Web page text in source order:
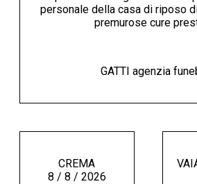
personale della casa di riposo
premurose cure
GATTI agenzia
CREMA
8 / 8 / 2026